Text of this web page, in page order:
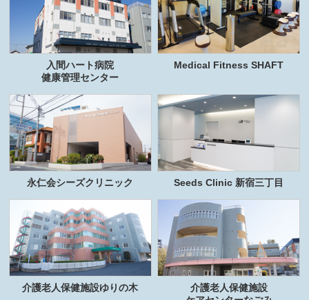
入間ハート病院
健康管理センター
Medical Fitness SHAFT
永仁会シーズクリニック Seeds Clinic 新宿三丁目
介護老人保健施設ゆりの木
介護老人保健施設